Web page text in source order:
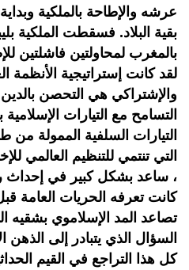
عرشه والإطاحة بالملكية
بقية البلاد. فسقطت الملكية
بالمغرب لمحاولتين فاشلتين
لقد كانت إستراتيجية الأنظمة
والإشتراكي هي التحصن
التسامح مع التيارات
التيارات السلفية الممولة
التي تنتمي للتنظيم العالمي
، ساعد بشكل كبير في إحداث
كانت تعرفه الحريات العامة
تصاعد المد الإسلاموي بشقيه
السؤال الذي يتبادر إلى
كل هذا التراجع في القيم